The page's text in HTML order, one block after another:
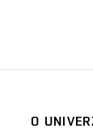
O